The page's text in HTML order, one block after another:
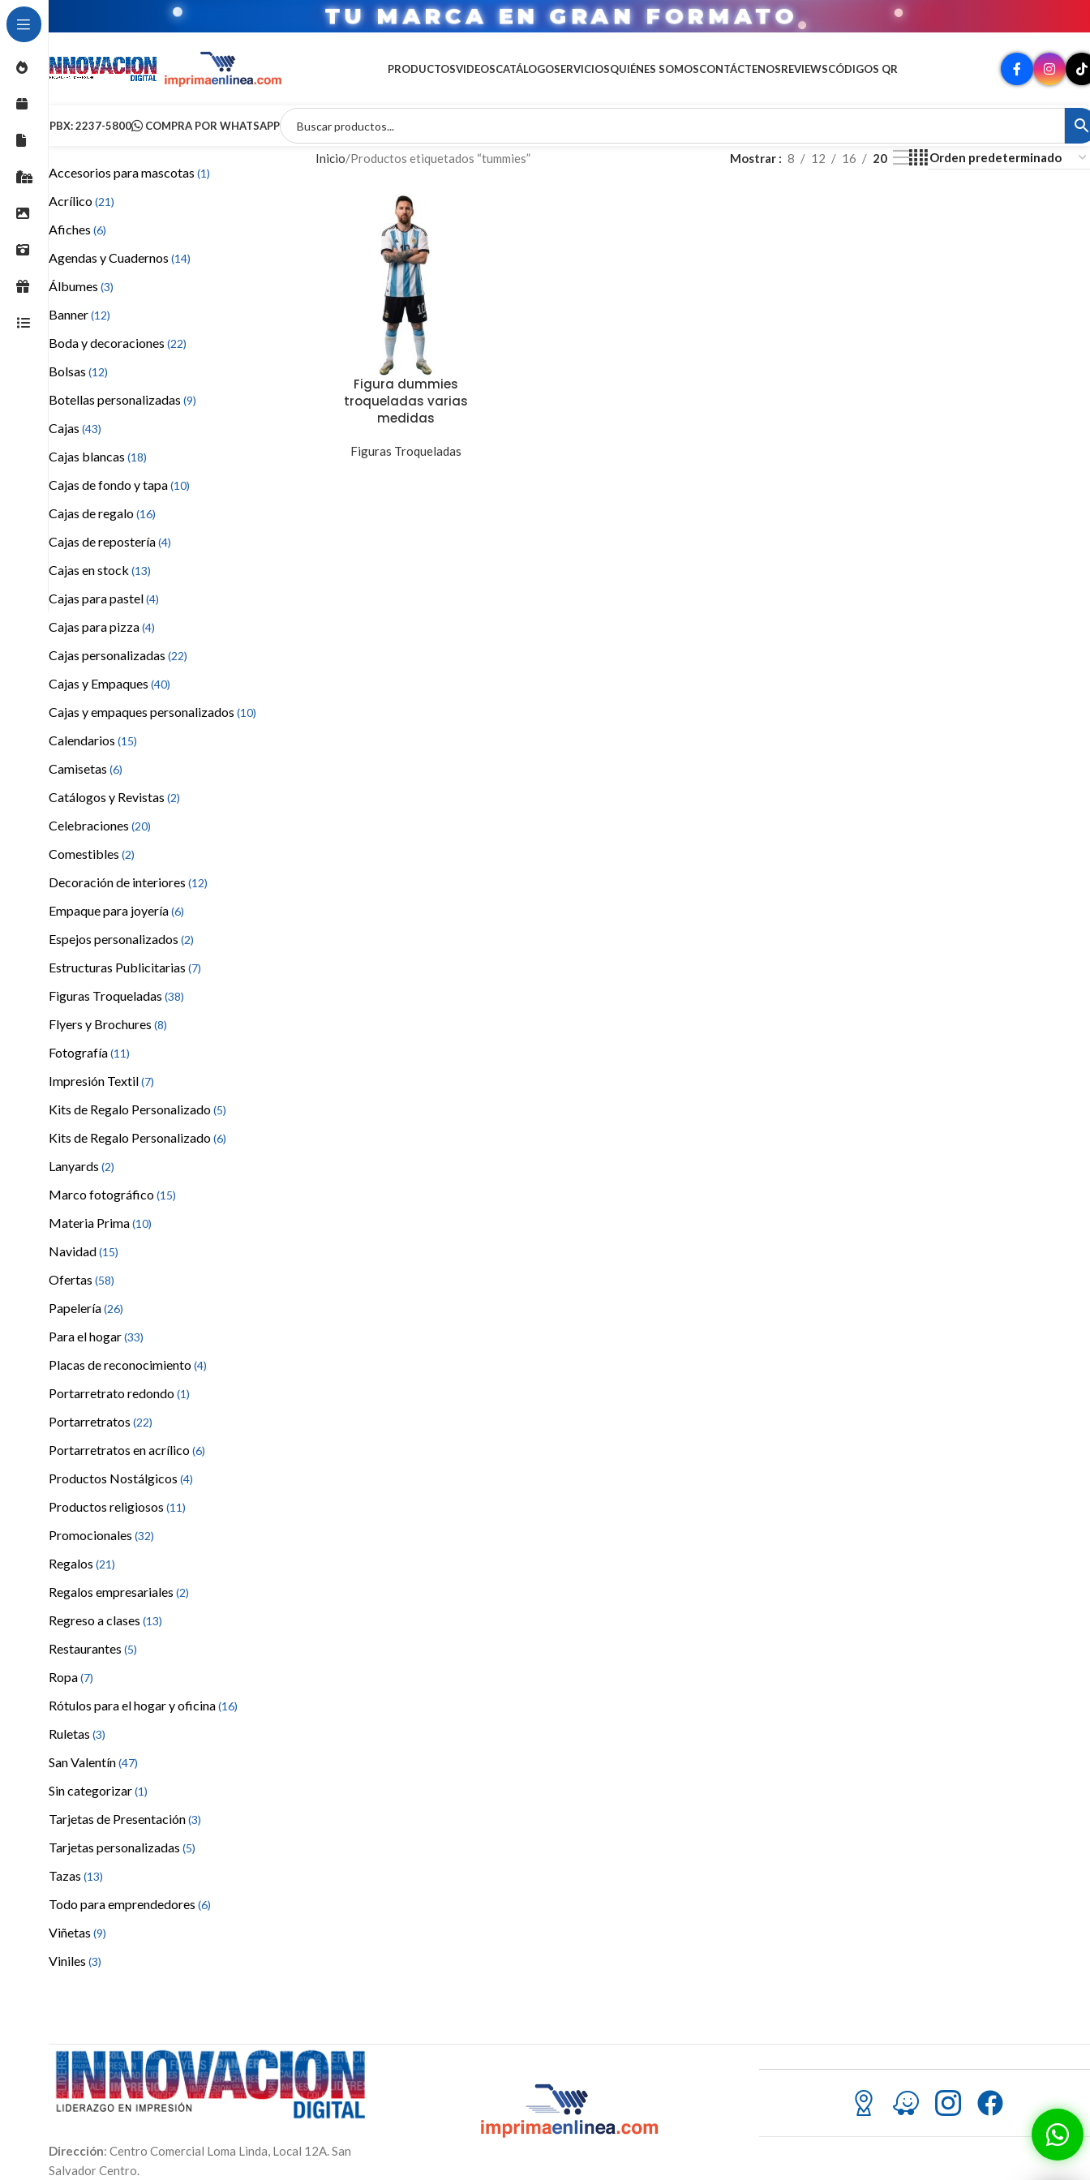
TU MARCA EN GRAN FORMATO
PRODUCTOSVIDEOSCATÁLOGOSERVICIOSQUIÉNES SOMOSCONTÁCTENOSREVIEWSCÓDIGOS QR
PBX: 2237-5800 COMPRA POR WHATSAPP
Accesorios para mascotas (1)
Acrílico(21)
Afiches (6)
Agendas y Cuadernos (14)
Álbumes (3)
Banner(12)
Boda y decoraciones (22)
Bolsas (12)
Botellas personalizadas (9)
Cajas (43)
Cajas blancas (18)
Cajas de fondo y tapa(10)
Cajas de regalo(16)
Cajas de repostería(4)
Cajas en stock (13)
Cajas para pastel(4)
Cajas para pizza(4)
Cajas personalizadas (22)
Cajas y Empaques (40)
Cajas y empaques personalizados (10)
Calendarios (15)
Camisetas (6)
Catálogos y Revistas (2)
Celebraciones (20)
Comestibles (2)
Decoración de interiores (12)
Empaque para joyería(6)
Espejos personalizados (2)
Estructuras Publicitarias (7)
Figuras Troqueladas (38)
Flyers y Brochures (8)
Fotografía(11)
Impresión Textil(7)
Kits de Regalo Personalizado(5)
Kits de Regalo Personalizado(6)
Lanyards (2)
Marco fotográfico(15)
Materia Prima(10)
Navidad(15)
Ofertas (58)
Papelería(26)
Para el hogar(33)
Placas de reconocimiento(4)
Portarretrato redondo(1)
Portarretratos (22)
Portarretratos en acrílico(6)
Productos Nostálgicos (4)
Productos religiosos (11)
Promocionales (32)
Regalos (21)
Regalos empresariales (2)
Regreso a clases (13)
Restaurantes (5)
Ropa(7)
Rótulos para el hogar y oficina(16)
Ruletas (3)
San Valentín(47)
Sin categorizar(1)
Tarjetas de Presentación(3)
Tarjetas personalizadas (5)
Tazas (13)
Todo para emprendedores (6)
Viñetas (9)
Viniles (3)
Inicio Productos etiquetados “tummies” Mostrar 8 12 16 20
Figura dummies
troqueladas varias
medidas
Figuras Troqueladas
Dirección: Centro Comercial Loma Linda, Local 12A. San
Salvador Centro.